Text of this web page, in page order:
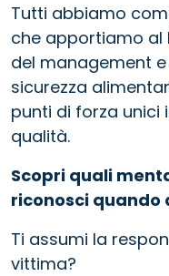
Tutti abbiamo
che apportiamo al
del management
sicurezza
punti di forza unici
qualità.
Scopri quali
riconosci quando
Ti assumi la
vittima?